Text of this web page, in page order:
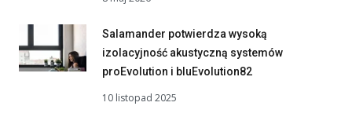
Salamander potwierdza wysoką
izolacyjność akustyczną systemów
proEvolution i bluEvolution82
10 listopad 2025